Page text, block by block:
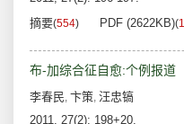
摘要(554) PDF (2622KB)(
布-加综合征自愈:个例报道
李春民, 卞策, 汪忠镐
2011, 27(2): 198+20.